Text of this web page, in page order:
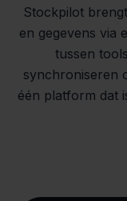
Stockpilot
en gegevens via
tussen
synchroniseren
één platform dat